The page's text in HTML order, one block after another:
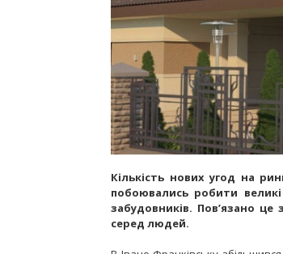
Кількість нових угод на
побоювались робити
забудовників. Пов’язано
серед людей.